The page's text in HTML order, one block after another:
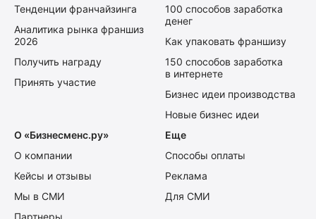
Тенденции франчайзинга
Аналитика рынка франшиз
2026
Получить награду
Принять участие
100 способов заработка
денег
Как упаковать франшизу
150 способов заработка
в интернете
Бизнес идеи производства
Новые бизнес идеи
О «Бизнесменс.ру»
О компании
Кейсы и отзывы
Мы в СМИ
Партнеры
Еще
Способы оплаты
Реклама
Для СМИ